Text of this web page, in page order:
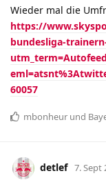
Wieder mal die
https://
bundesliga-
60057
mbonheur und
detlef 7. Sept